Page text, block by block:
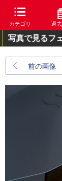
カテゴリ 過
写真で見るフ
前の画像